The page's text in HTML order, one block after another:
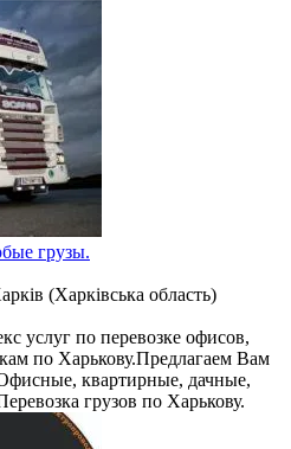
грузы.
(Харківська область)
услуг по перевозке офисов,
по Харькову.Предлагаем Вам
квартирные, дачные,
грузов по Харькову.